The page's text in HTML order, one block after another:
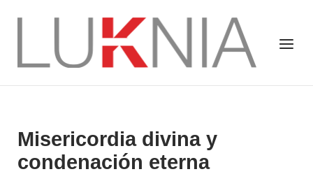
Menú
Misericordia divina y
condenación eterna